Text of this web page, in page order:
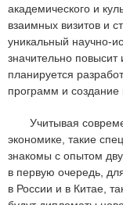
академического и
взаимных визитов и
уникальный научно-
значительно
планируется
программ и создание
Учитывая
экономике, такие
знакомы с опытом
в первую очередь,
в России и в Китае,